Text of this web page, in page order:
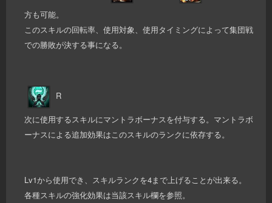
方も可能。
このスキルの回転率、使用対象、使用タイミングによって集団戦
での勝敗が決する事になる。
R
次に使用するスキルにマントラボーナスを付与する。マントラボ
ーナスによる追加効果はこのスキルのランクに依存する。
Lv1から使用でき、スキルランクを4まで上げることが出来る。
各種スキルの強化効果は当該スキル欄を参照。